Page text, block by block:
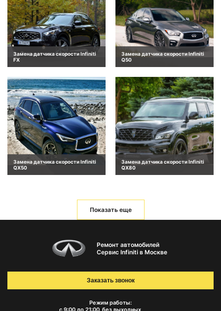
Замена датчика скорости Infiniti
FX
Замена датчика скорости Infiniti
Q50
Замена датчика скорости Infiniti
QX50
Замена датчика скорости Infiniti
QX80
Показать еще
Ремонт автомобилей
Сервис Infiniti в Москве
Режим работы:
с 9:00 до 21:00 без выходных
Заказать звонок